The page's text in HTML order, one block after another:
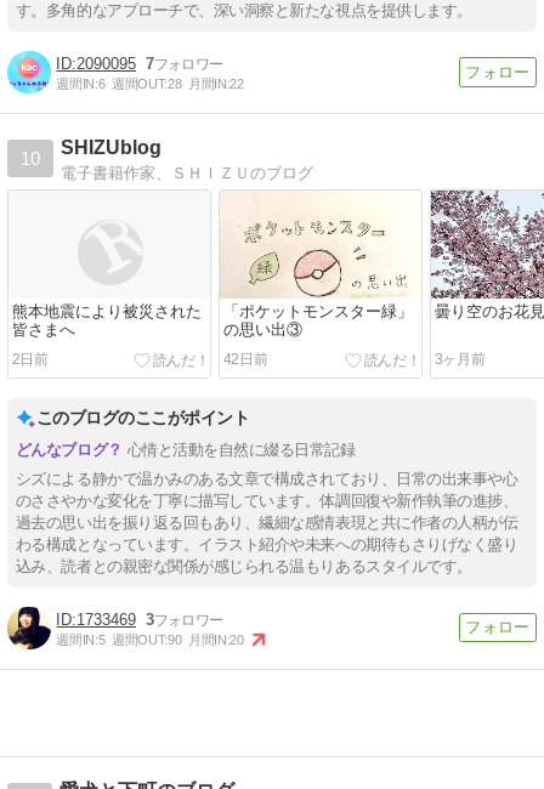
す。多角的なアプローチで、深い洞察と新たな視点を提供します。
2090095 7
週間IN:6 週間OUT:28 月間IN:22
10
SHIZUblog
電子書籍作家、ＳＨＩＺＵのブログ
熊本地震により被災された
皆さまへ
2日前
「ポケットモンスター緑」
の思い出③
42日前
曇り空のお花見
3ヶ月前
このブログのここがポイント
心情と活動を自然に綴る日常記録
シズによる静かで温かみのある文章で構成されており、日常の出来事や心
のささやかな変化を丁寧に描写しています。体調回復や新作執筆の進捗、
過去の思い出を振り返る回もあり、繊細な感情表現と共に作者の人柄が伝
わる構成となっています。イラスト紹介や未来への期待もさりげなく盛り
込み、読者との親密な関係が感じられる温もりあるスタイルです。
1733469 3
週間IN:5 週間OUT:90 月間IN:20